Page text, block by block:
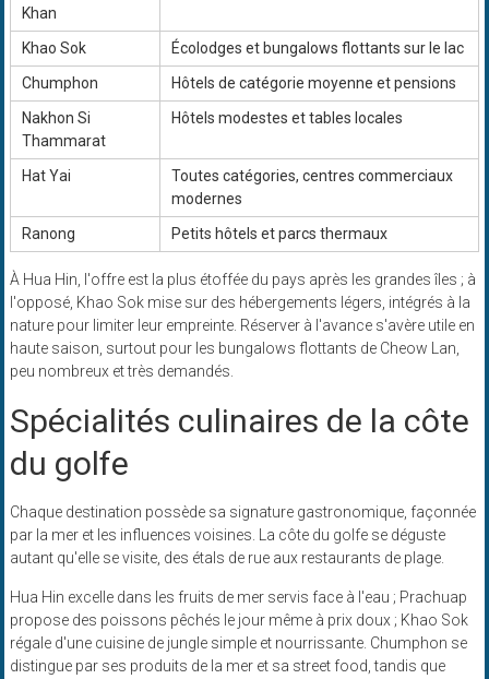
Khan
Khao Sok
Écolodges et bungalows flottants sur le lac
Chumphon
Hôtels de catégorie moyenne et pensions
Nakhon Si
Thammarat
Hôtels modestes et tables locales
Hat Yai
Toutes catégories, centres commerciaux
modernes
Ranong
Petits hôtels et parcs thermaux
À Hua Hin, l'offre est la plus étoffée du pays après les grandes îles ; à
l'opposé, Khao Sok mise sur des hébergements légers, intégrés à la
nature pour limiter leur empreinte. Réserver à l'avance s'avère utile en
haute saison, surtout pour les bungalows flottants de Cheow Lan,
peu nombreux et très demandés.
Spécialités culinaires de la côte
du golfe
Chaque destination possède sa signature gastronomique, façonnée
par la mer et les influences voisines. La côte du golfe se déguste
autant qu'elle se visite, des étals de rue aux restaurants de plage.
Hua Hin excelle dans les fruits de mer servis face à l'eau ; Prachuap
propose des poissons pêchés le jour même à prix doux ; Khao Sok
régale d'une cuisine de jungle simple et nourrissante. Chumphon se
distingue par ses produits de la mer et sa street food, tandis que